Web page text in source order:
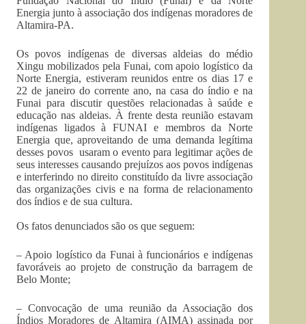
Energia junto à associação dos indígenas moradores de
Altamira-PA.
Os povos indígenas de diversas aldeias do médio
Xingu mobilizados pela Funai, com apoio logístico da
Norte Energia, estiveram reunidos entre os dias 17 e
22 de janeiro do corrente ano, na casa do índio e na
Funai para discutir questões relacionadas à saúde e
educação nas aldeias. À frente desta reunião estavam
indígenas ligados à FUNAI e membros da Norte
Energia que, aproveitando de uma demanda legítima
desses povos usaram o evento para legitimar ações de
seus interesses causando prejuízos aos povos indígenas
e interferindo no direito constituído da livre associação
das organizações civis e na forma de relacionamento
dos índios e de sua cultura.
Os fatos denunciados são os que seguem:
– Apoio logístico da Funai à funcionários e indígenas
favoráveis ao projeto de construção da barragem de
Belo Monte;
– Convocação de uma reunião da Associação dos
Índios Moradores de Altamira (AIMA) assinada por